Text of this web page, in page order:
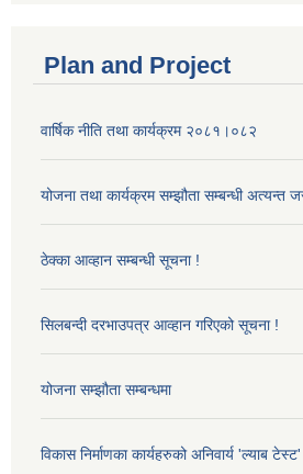
Plan and Project
वार्षिक नीति तथा कार्यक्रम २०८१।०८२
योजना तथा कार्यक्रम सम्झौता सम्बन्धी अत्यन्त
ठेक्का आव्हान सम्बन्धी सूचना !
सिलबन्दी दरभाउपत्र आव्हान गरिएको सूचना !
योजना सम्झौता सम्बन्धमा
विकास निर्माणका कार्यहरुको अनिवार्य 'ल्याब